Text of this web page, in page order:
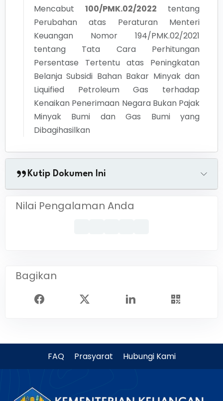
Mencabut
100/PMK.02/2022
tentang
Perubahan atas Peraturan Menteri
Keuangan Nomor 194/PMK.02/2021
tentang Tata Cara Perhitungan
Persentase Tertentu atas Peningkatan
Belanja Subsidi Bahan Bakar Minyak dan
Liquified Petroleum Gas terhadap
Kenaikan Penerimaan Negara Bukan Pajak
Minyak Bumi dan Gas Bumi yang
Dibagihasilkan
Kutip Dokumen Ini
Nilai Pengalaman Anda
Bagikan
FAQ Prasyarat Hubungi Kami